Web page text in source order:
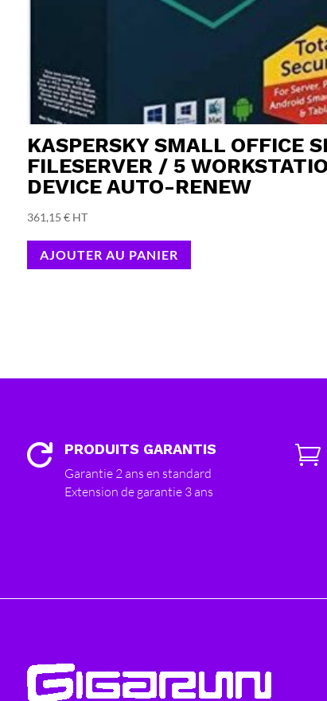
KASPERSKY SMALL OFFICE
FILESERVER / 5
DEVICE AUTO-RENEW
361,15 € HT
AJOUTER AU PANIER
 PRODUITS GARANTIS
Garantie 2 ans en standard
Extension de garantie 3 ans
